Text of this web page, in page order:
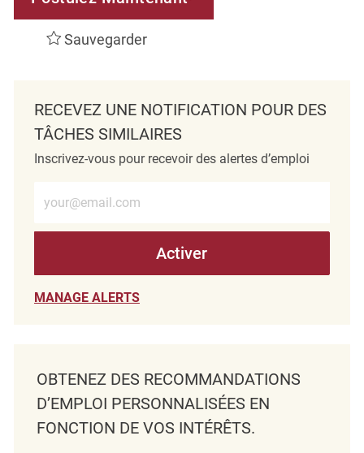
Sauvegarder
RECEVEZ UNE NOTIFICATION POUR DES
TÂCHES SIMILAIRES
Inscrivez-vous pour recevoir des alertes d’emploi
Activer
MANAGE ALERTS
OBTENEZ DES RECOMMANDATIONS
D’EMPLOI PERSONNALISÉES EN
FONCTION DE VOS INTÉRÊTS.